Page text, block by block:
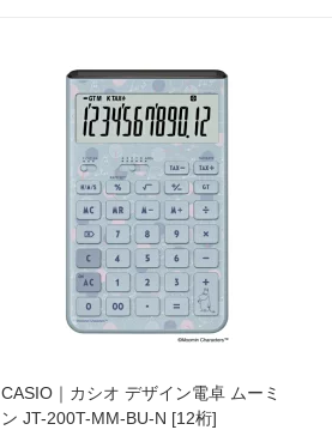
CASIO｜カシオ デザイン電卓 ムーミ
ン JT-200T-MM-BU-N [12桁]